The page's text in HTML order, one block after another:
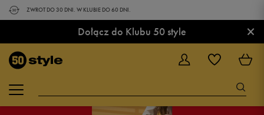
ZWROT DO 30 DNI. W KLUBIE DO 60 DNI.
Dołącz do Klubu 50 style ×